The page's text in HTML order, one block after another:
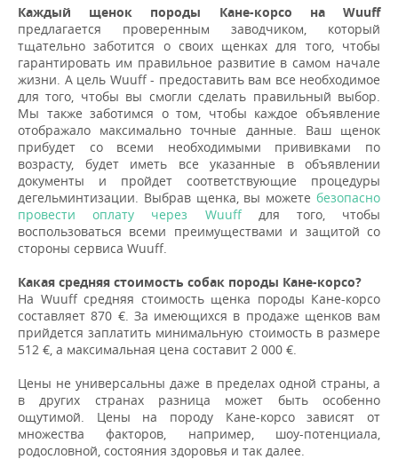
Каждый щенок породы Кане-корсо на Wuuff
предлагается проверенным заводчиком, который
тщательно заботится о своих щенках для того, чтобы
гарантировать им правильное развитие в самом начале
жизни. А цель Wuuff - предоставить вам все необходимое
для того, чтобы вы смогли сделать правильный выбор.
Мы также заботимся о том, чтобы каждое объявление
отображало максимально точные данные. Ваш щенок
прибудет со всеми необходимыми прививками по
возрасту, будет иметь все указанные в объявлении
документы и пройдет соответствующие процедуры
дегельминтизации. Выбрав щенка, вы можете безопасно
провести оплату через Wuuffдля того, чтобы
воспользоваться всеми преимуществами и защитой со
стороны сервиса Wuuff.
Какая средняя стоимость собак породы Кане-корсо?
На Wuuff средняя стоимость щенка породы Кане-корсо
составляет 870 €. За имеющихся в продаже щенков вам
прийдется заплатить минимальную стоимость в размере
512 €, а максимальная цена составит 2 000 €.
Цены не универсальны даже в пределах одной страны, а
в других странах разница может быть особенно
ощутимой. Цены на породу Кане-корсо зависят от
множества факторов, например, шоу-потенциала,
родословной, состояния здоровья и так далее.